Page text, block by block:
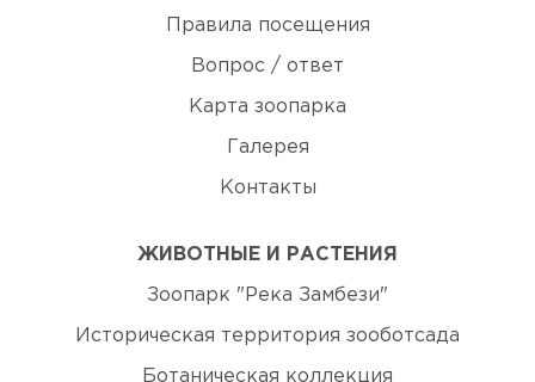
Правила посещения
Вопрос / ответ
Карта зоопарка
Галерея
Контакты
ЖИВОТНЫЕ И РАСТЕНИЯ
Зоопарк "Река Замбези"
Историческая территория зооботсада
Ботаническая коллекция